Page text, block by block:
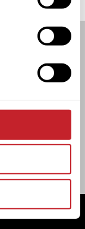
08006 BCN